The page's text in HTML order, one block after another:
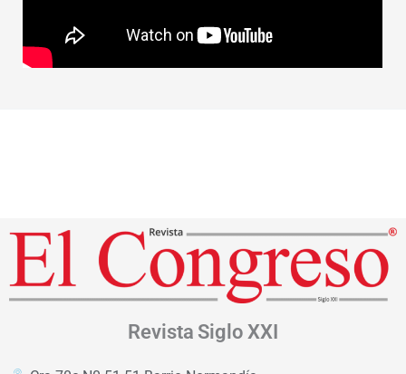
Revista Siglo XXI